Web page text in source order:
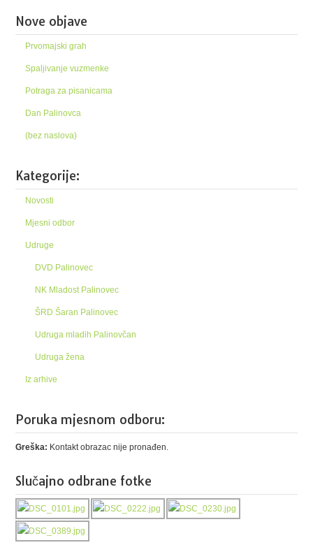
Nove objave
Prvomajski grah
Spaljivanje vuzmenke
Potraga za pisanicama
Dan Palinovca
(bez naslova)
Kategorije:
Novosti
Mjesni odbor
Udruge
DVD Palinovec
NK Mladost Palinovec
ŠRD Šaran Palinovec
Udruga mladih Palinovčan
Udruga žena
Iz arhive
Poruka mjesnom odboru:
Greška: Kontakt obrazac nije pronađen.
Slučajno odbrane fotke